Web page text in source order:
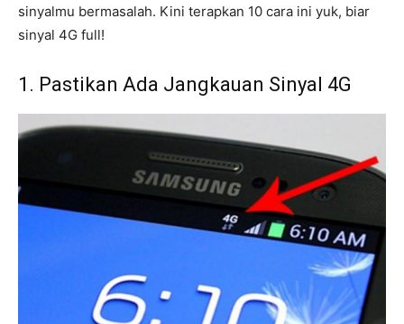
sinyalmu bermasalah. Kini terapkan 10 cara ini yuk, biar
sinyal 4G full!
1. Pastikan Ada Jangkauan Sinyal 4G